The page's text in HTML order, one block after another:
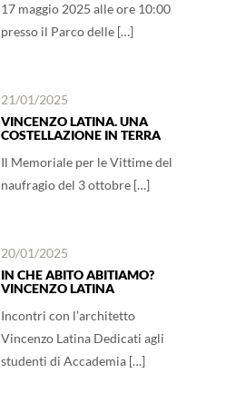
17 maggio 2025 alle ore 10:00
presso il Parco delle […]
21/01/2025
VINCENZO LATINA. UNA
COSTELLAZIONE IN TERRA
Il Memoriale per le Vittime del
naufragio del 3 ottobre […]
20/01/2025
IN CHE ABITO ABITIAMO?
VINCENZO LATINA
Incontri con l’architetto
Vincenzo Latina Dedicati agli
studenti di Accademia […]